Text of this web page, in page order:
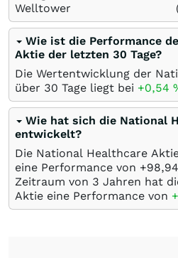
Welltower
Wie ist die Performance
Aktie der letzten 30 Tage?
Die Wertentwicklung der
über 30 Tage liegt bei +0,54
Wie hat sich die National
entwickelt?
Die National Healthcare
eine Performance von +98,94
Zeitraum von 3 Jahren hat
Aktie eine Performance von